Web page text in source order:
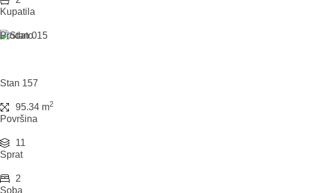
Kupatila
Prodato
Stan 157
95.34 m2
Površina
11
Sprat
2
Soba